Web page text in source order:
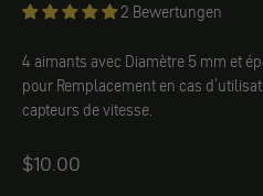
2 Bewertungen
4 aimants avec Diamètre 5 mm et
pour Remplacement en cas
capteurs de vitesse.
Angebot
$10.00